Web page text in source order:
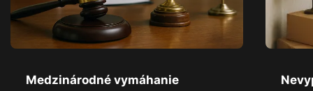
Medzinárodné vymáhanie